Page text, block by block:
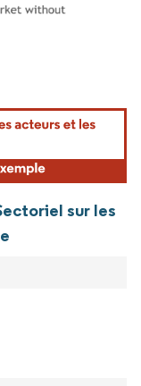
une attribution sous CC BY
sur les